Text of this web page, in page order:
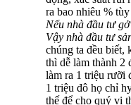
ra bao nhiêu %
Nếu nhà đầu tư
Vậy nhà đầu tư
chúng ta đều biết,
thì dễ làm thành 2
làm ra 1 triệu rưỡi
1 triệu đô họ chỉ
thế để cho quý vị